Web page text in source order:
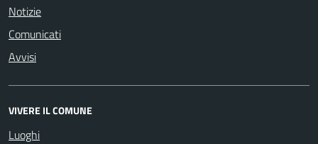
Notizie
Comunicati
Avvisi
VIVERE IL COMUNE
Luoghi